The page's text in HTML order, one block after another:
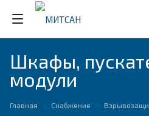
Шкафы,
модули
Главная Снабжение